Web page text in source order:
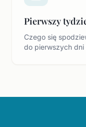
Pierwszy
Czego się
do pierwszych dni